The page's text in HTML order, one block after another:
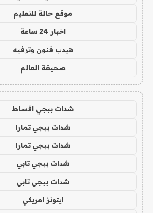
موقع حالة للتعليم
اخبار 24 ساعة
هيدب فنون وترفيه
صحيفة العالم
شدات ببجي اقساط
شدات ببجي تمارا
شدات ببجي تمارا
شدات ببجي تابي
شدات ببجي تابي
ايتونز امريكي